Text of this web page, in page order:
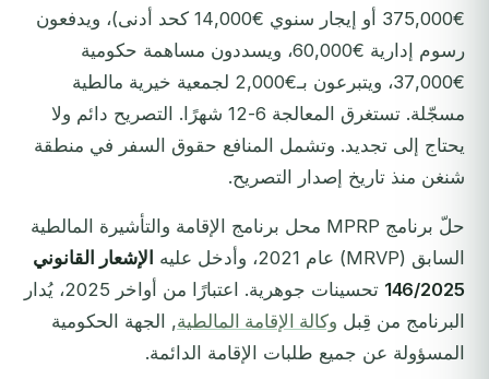
€375,000 أو إيجار سنوي €14,000 كحد أدنى)، ويدفعون
رسوم إدارية €60,000، ويسددون مساهمة حكومية
€37,000، ويتبرعون بـ€2,000 لجمعية خيرية مالطية
مسجّلة. تستغرق المعالجة 6-12 شهرًا. التصريح دائم ولا
يحتاج إلى تجديد. وتشمل المنافع حقوق السفر في منطقة
شنغن منذ تاريخ إصدار التصريح.
حلّ برنامج MPRP محل برنامج الإقامة والتأشيرة المالطية
السابق (MRVP) عام 2021، وأدخل عليه
الإشعار القانوني
146/2025
تحسينات جوهرية. اعتبارًا من أواخر 2025، يُدار
البرنامج من قِبل وكالة الإقامة المالطية, الجهة الحكومية
المسؤولة عن جميع طلبات الإقامة الدائمة.